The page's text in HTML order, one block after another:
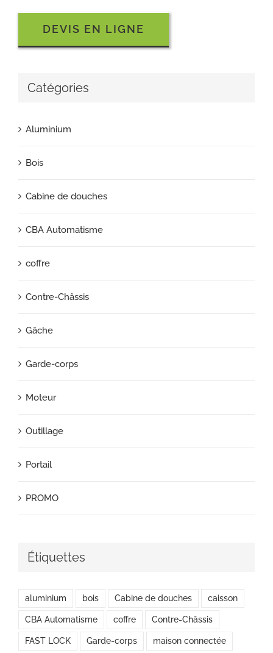
DEVIS EN LIGNE
Catégories
Aluminium
Bois
Cabine de douches
CBA Automatisme
coffre
Contre-Châssis
Gâche
Garde-corps
Moteur
Outillage
Portail
PROMO
Étiquettes
aluminium bois Cabine de douches caisson
CBA Automatisme coffre Contre-Châssis
FAST LOCK Garde-corps maison connectée